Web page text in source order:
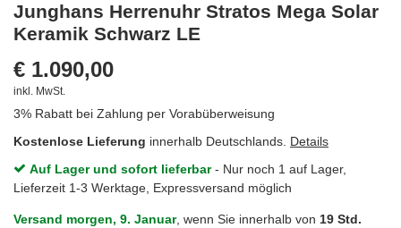
Junghans Herrenuhr Stratos Mega Solar
Keramik Schwarz LE
€ 1.090,00
inkl. MwSt.
3% Rabatt bei Zahlung per Vorabüberweisung
Kostenlose Lieferung innerhalb Deutschlands. Details
Auf Lager und sofort lieferbar- Nur noch 1 auf Lager,
Lieferzeit 1-3 Werktage, Expressversand möglich
Versand morgen, 9. Januar, wenn Sie innerhalb von 19 Std.